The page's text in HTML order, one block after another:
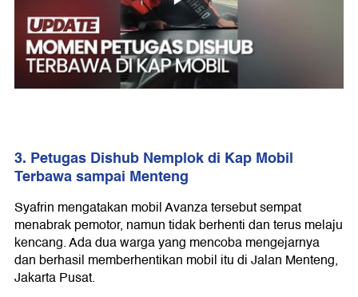
3. Petugas Dishub Nemplok di Kap Mobil
Terbawa sampai Menteng
Syafrin mengatakan mobil Avanza tersebut sempat
menabrak pemotor, namun tidak berhenti dan terus melaju
kencang. Ada dua warga yang mencoba mengejarnya
dan berhasil memberhentikan mobil itu di Jalan Menteng,
Jakarta Pusat.